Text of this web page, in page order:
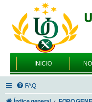
INICIO
FAQ